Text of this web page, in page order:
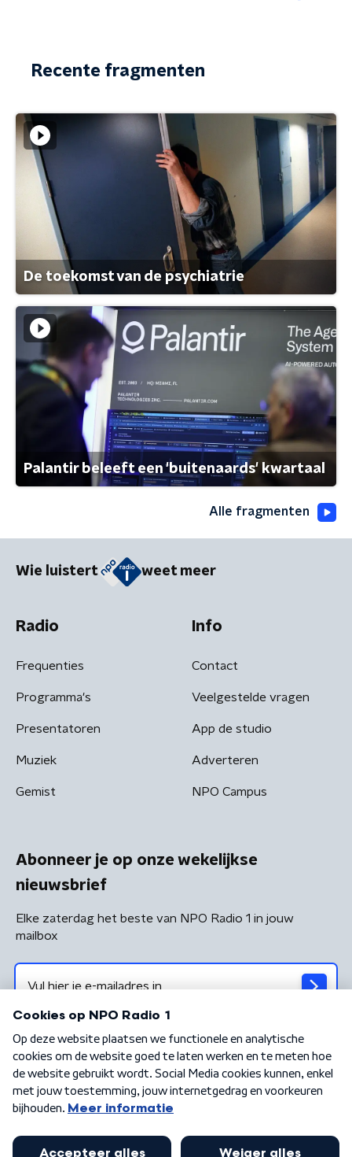
Recente fragmenten
De toekomst van de psychiatrie
Palantir beleeft een 'buitenaards' kwartaal
Alle fragmenten
Wie luistert weet meer
Radio
Frequenties
Programma's
Presentatoren
Muziek
Gemist
Info
Contact
Veelgestelde vragen
App de studio
Adverteren
NPO Campus
Abonneer je op onze wekelijkse
nieuwsbrief
Elke zaterdag het beste van NPO Radio 1 in jouw
mailbox
Algemene voorwaarden